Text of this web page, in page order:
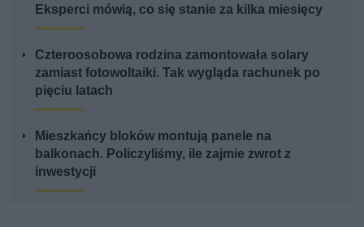
Eksperci mówią, co się stanie za kilka miesięcy
Czteroosobowa rodzina zamontowała solary
zamiast fotowoltaiki. Tak wygląda rachunek po
pięciu latach
Mieszkańcy bloków montują panele na
balkonach. Policzyliśmy, ile zajmie zwrot z
inwestycji